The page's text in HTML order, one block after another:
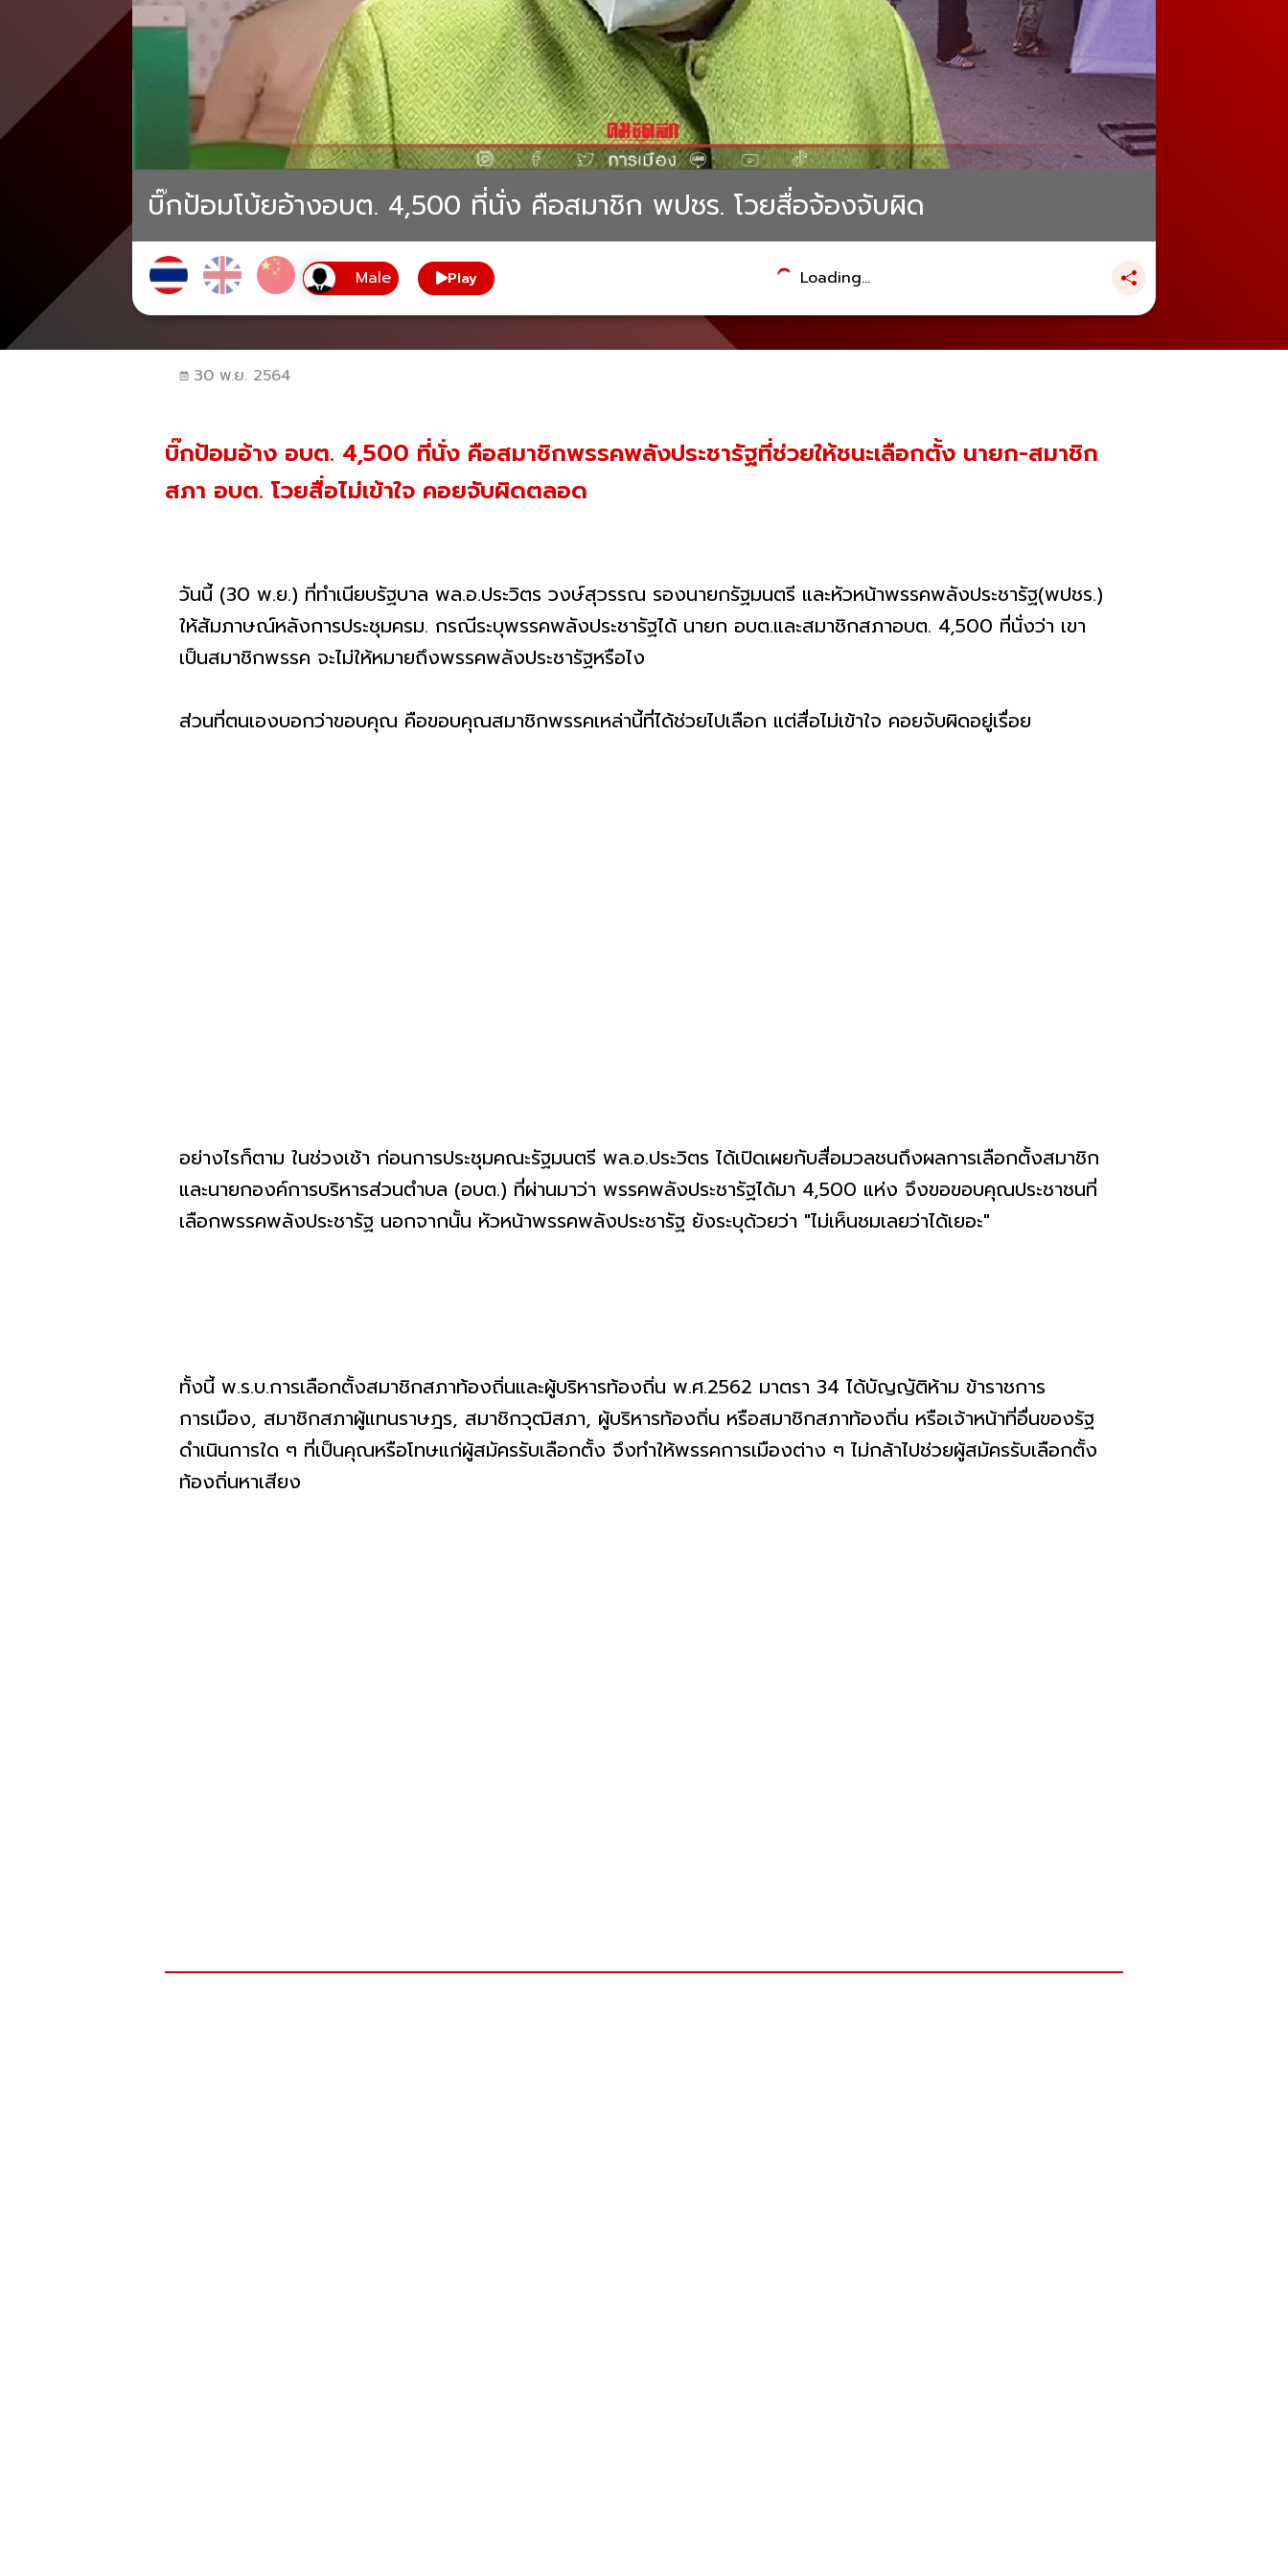
บิ๊กป้อมโบ้ยอ้างอบต. 4,500 ที่นั่ง คือสมาชิก พปชร. โวยสื่อจ้องจับผิด
Play Loading...
30 พ.ย. 2564
บิ๊กป้อมอ้าง อบต. 4,500 ที่นั่ง คือสมาชิกพรรคพลังประชารัฐที่ช่วยให้ชนะเลือกตั้ง นายก-สมาชิก
สภา อบต. โวยสื่อไม่เข้าใจ คอยจับผิดตลอด
วันนี้ (30 พ.ย.) ที่ทำเนียบรัฐบาล พล.อ.ประวิตร วงษ์สุวรรณ รองนายกรัฐมนตรี และหัวหน้าพรรคพลังประชารัฐ(พปชร.)
ให้สัมภาษณ์หลังการประชุมครม. กรณีระบุพรรคพลังประชารัฐได้ นายก อบต.และสมาชิกสภาอบต. 4,500 ที่นั่งว่า เขา
เป็นสมาชิกพรรค จะไม่ให้หมายถึงพรรคพลังประชารัฐหรือไง
ส่วนที่ตนเองบอกว่าขอบคุณ คือขอบคุณสมาชิกพรรคเหล่านี้ที่ได้ช่วยไปเลือก แต่สื่อไม่เข้าใจ คอยจับผิดอยู่เรื่อย
อย่างไรก็ตาม ในช่วงเช้า ก่อนการประชุมคณะรัฐมนตรี พล.อ.ประวิตร ได้เปิดเผยกับสื่อมวลชนถึงผลการเลือกตั้งสมาชิก
และนายกองค์การบริหารส่วนตำบล (อบต.) ที่ผ่านมาว่า พรรคพลังประชารัฐได้มา 4,500 แห่ง จึงขอขอบคุณประชาชนที่
เลือกพรรคพลังประชารัฐ นอกจากนั้น หัวหน้าพรรคพลังประชารัฐ ยังระบุด้วยว่า "ไม่เห็นชมเลยว่าได้เยอะ"
ทั้งนี้ พ.ร.บ.การเลือกตั้งสมาชิกสภาท้องถิ่นและผู้บริหารท้องถิ่น พ.ศ.2562 มาตรา 34 ได้บัญญัติห้าม ข้าราชการ
การเมือง, สมาชิกสภาผู้แทนราษฎร, สมาชิกวุฒิสภา, ผู้บริหารท้องถิ่น หรือสมาชิกสภาท้องถิ่น หรือเจ้าหน้าที่อื่นของรัฐ
ดำเนินการใด ๆ ที่เป็นคุณหรือโทษแก่ผู้สมัครรับเลือกตั้ง จึงทำให้พรรคการเมืองต่าง ๆ ไม่กล้าไปช่วยผู้สมัครรับเลือกตั้ง
ท้องถิ่นหาเสียง